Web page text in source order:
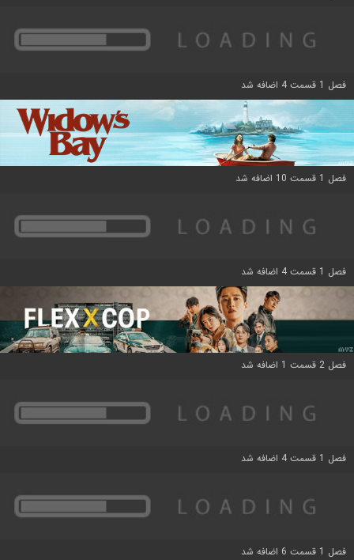
فصل 1 قسمت 4 اضافه شد
فصل 1 قسمت 10 اضافه شد
فصل 1 قسمت 4 اضافه شد
فصل 2 قسمت 1 اضافه شد
فصل 1 قسمت 4 اضافه شد
فصل 1 قسمت 6 اضافه شد